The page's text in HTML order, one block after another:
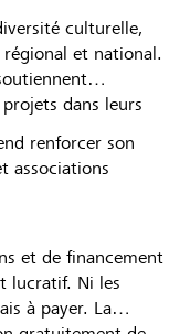
culturelle,
et national.
dans leurs
renforcer son
associations
et de financement
lucratif. Ni les
à payer. La